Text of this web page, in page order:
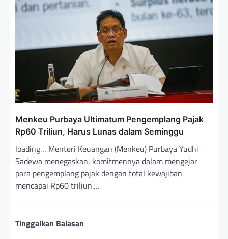
Menkeu Purbaya Ultimatum Pengemplang Pajak
Rp60 Triliun, Harus Lunas dalam Seminggu
loading… Menteri Keuangan (Menkeu) Purbaya Yudhi
Sadewa menegaskan, komitmennya dalam mengejar
para pengemplang pajak dengan total kewajiban
mencapai Rp60 triliun.…
Tinggalkan Balasan